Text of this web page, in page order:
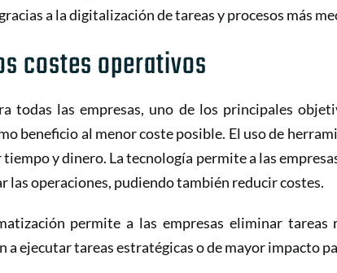
a la digitalización de tareas y procesos más
costes operativos
todas las empresas, uno de los principales
beneficio al menor coste posible. El uso de
tiempo y dinero. La tecnología permite a las
las operaciones, pudiendo también reducir costes.
permite a las empresas eliminar
a ejecutar tareas estratégicas o de mayor impacto